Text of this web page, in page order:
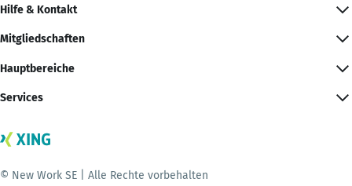
Hilfe & Kontakt
Mitgliedschaften
Hauptbereiche
Services
© New Work SE | Alle Rechte vorbehalten